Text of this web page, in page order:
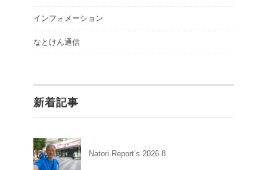
インフォメーション
なとけん通信
新着記事
Natori Report’s 2026.8